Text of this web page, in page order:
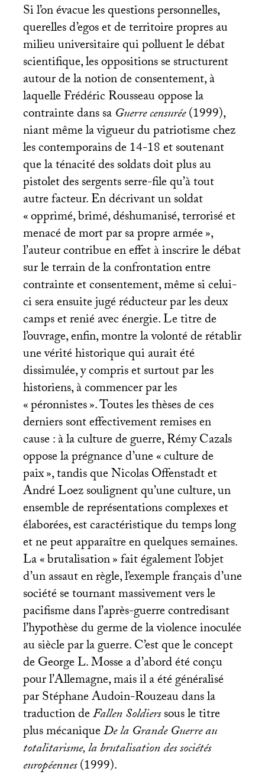
Si l’on évacue les questions personnelles,
querelles d’egos et de territoire propres au
milieu universitaire qui polluent le débat
scientifique, les oppositions se structurent
autour de la notion de consentement, à
laquelle Frédéric Rousseau oppose la
contrainte dans saGuerre censurée(1999),
niant même la vigueur du patriotisme chez
les contemporains de 14-18 et soutenant
que la ténacité des soldats doit plus au
pistolet des sergents serre-file qu’à tout
autre facteur. En décrivant un soldat
«opprimé, brimé, déshumanisé, terrorisé et
menacé de mort par sa propre armée»,
l’auteur contribue en effet à inscrire le débat
sur le terrain de la confrontation entre
contrainte et consentement, même si celui-
ci sera ensuite jugé réducteur par les deux
camps et renié avec énergie. Le titre de
l’ouvrage, enfin, montre la volonté de rétablir
une vérité historique qui aurait été
dissimulée, y compris et surtout par les
historiens, à commencer par les
«péronnistes». Toutes les thèses de ces
derniers sont effectivement remises en
cause : à la culture de guerre, Rémy Cazals
oppose la prégnance d’une «culture de
paix», tandis que Nicolas Offenstadt et
André Loez soulignent qu’une culture, un
ensemble de représentations complexes et
élaborées, est caractéristique du temps long
et ne peut apparaître en quelques semaines.
La «brutalisation» fait également l’objet
d’un assaut en règle, l’exemple français d’une
société se tournant massivement vers le
pacifisme dans l’après-guerre contredisant
l’hypothèse du germe de la violence inoculée
au siècle par la guerre. C’est que le concept
de George L. Mosse a d’abord été conçu
pour l’Allemagne, mais il a été généralisé
par Stéphane Audoin-Rouzeau dans la
traduction deFallen Soldierssous le titre
plus mécaniqueDe la Grande Guerre au
totalitarisme, la brutalisation des sociétés
européennes(1999).